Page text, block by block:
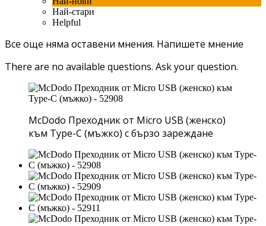
Най-стари
Helpful
Все още няма оставени мнения. Напишете мнение
There are no available questions. Ask your question.
McDodo Преходник от Micro USB (женско)
към Type-C (мъжко) с бързо зареждане